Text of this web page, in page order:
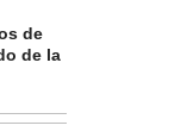
de
de la